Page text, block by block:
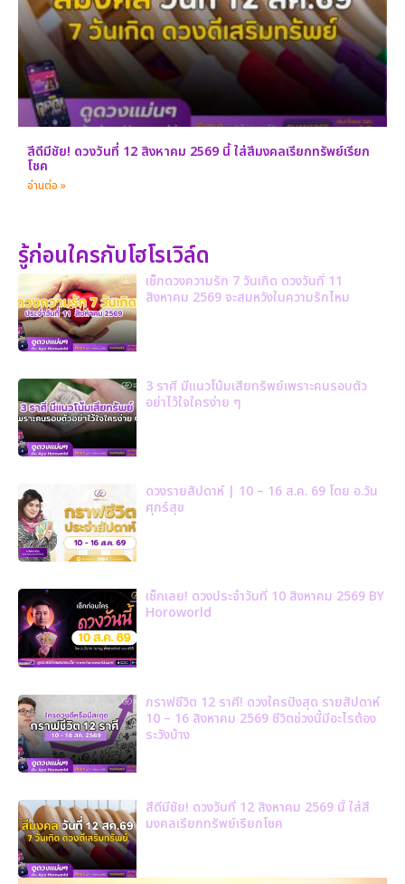
สีดีมีชัย! ดวงวันที่ 12 สิงหาคม 2569 นี้ ใส่สีมงคลเรียกทรัพย์เรียก
โชค
อ่านต่อ »
รู้ก่อนใครกับโฮโรเวิล์ด
เช็กดวงความรัก 7 วันเกิด ดวงวันที่ 11
สิงหาคม 2569 จะสมหวังในความรักไหม
3 ราศี มีแนวโน้มเสียทรัพย์เพราะคนรอบตัว
อย่าไว้ใจใครง่าย ๆ
ดวงรายสัปดาห์ | 10 – 16 ส.ค. 69 โดย อ.วัน
ศุกร์สุข
เช็กเลย! ดวงประจำวันที่ 10 สิงหาคม 2569 BY
Horoworld
กราฟชีวิต 12 ราศี! ดวงใครปังสุด รายสัปดาห์
10 – 16 สิงหาคม 2569 ชีวิตช่วงนี้มีอะไรต้อง
ระวังบ้าง
สีดีมีชัย! ดวงวันที่ 12 สิงหาคม 2569 นี้ ใส่สี
มงคลเรียกทรัพย์เรียกโชค